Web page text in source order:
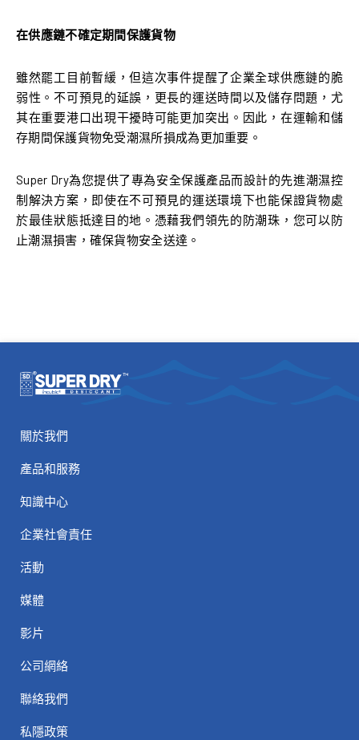
在供應鏈不確定期間保護貨物
雖然罷工目前暫緩，但這次事件提醒了企業全球供應鏈的脆
弱性。不可預見的延誤，更長的運送時間以及儲存問題，尤
其在重要港口出現干擾時可能更加突出。因此，在運輸和儲
存期間保護貨物免受潮濕所損成為更加重要。
Super Dry為您提供了專為安全保護產品而設計的先進潮濕控
制解決方案，即使在不可預見的運送環境下也能保證貨物處
於最佳狀態抵達目的地。憑藉我們領先的防潮珠，您可以防
止潮濕損害，確保貨物安全送達。
關於我們
產品和服務
知識中心
企業社會責任
活動
媒體
影片
公司網絡
聯絡我們
私隱政策